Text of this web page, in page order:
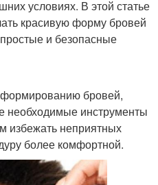
условиях. В этой статье
красивую форму бровей
и безопасные
формированию бровей,
необходимые инструменты
избежать неприятных
более комфортной.